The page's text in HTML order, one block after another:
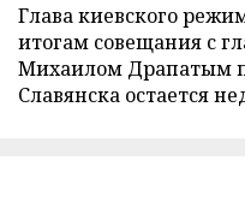
Глава киевского
итогам совещания с
Михаилом Драпатым
Славянска остается